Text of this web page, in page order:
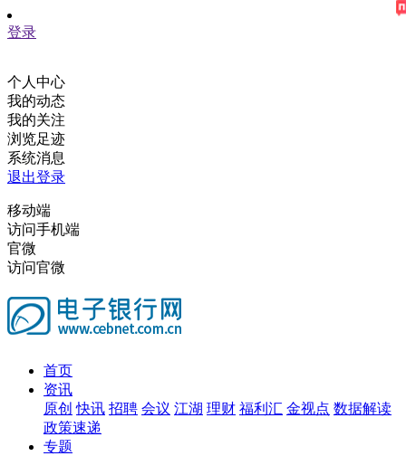
登录
个人中心
我的动态
我的关注
浏览足迹
系统消息
退出登录
移动端
访问手机端
官微
访问官微
首页
资讯
原创 快讯 招聘 会议 江湖 理财 福利汇 金视点 数据解读
政策速递
专题